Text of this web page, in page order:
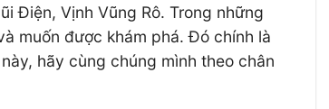
Điện, Vịnh Vũng Rô. Trong những
muốn được khám phá. Đó chính là
hãy cùng chúng mình theo chân